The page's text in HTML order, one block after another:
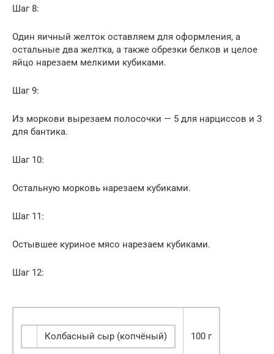
Шаг 8:
Один яичный желток оставляем для оформления, а
остальные два желтка, а также обрезки белков и целое
яйцо нарезаем мелкими кубиками.
Шаг 9:
Из моркови вырезаем полосочки — 5 для нарциссов и 3
для бантика.
Шаг 10:
Остальную морковь нарезаем кубиками.
Шаг 11:
Остывшее куриное мясо нарезаем кубиками.
Шаг 12:
Колбасный сыр (копчёный) 100 г